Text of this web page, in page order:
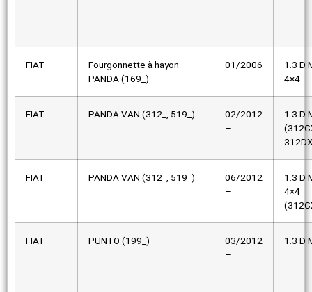
FIAT
Fourgonnette à hayon
PANDA (169_)
01/2006
–
1.3 D
4×4
FIAT PANDA VAN (312_, 519_)
02/2012
–
1.3 D
FIAT PANDA VAN (312_, 519_)
06/2012
–
1.3 D
4×4
FIAT PUNTO (199_)
03/2012
–
1.3 D